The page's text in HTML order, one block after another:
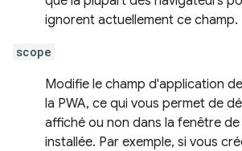
ignorent actuellement ce champ.
scope
Modifie le champ d'application
la PWA, ce qui vous permet de
affiché ou non dans la fenêtre
installée. Par exemple, si vous